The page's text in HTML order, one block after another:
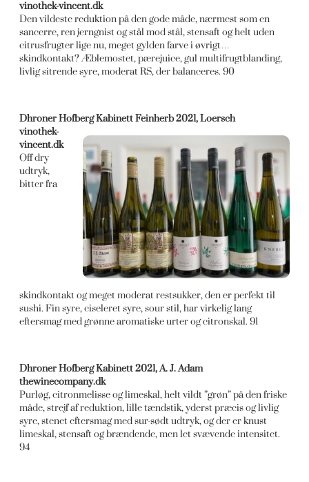
vinothek-vincent.dk
Den vildeste reduktion på den gode måde, nærmest som en
sancerre, ren jerngnist og stål mod stål, stensaft og helt uden
citrusfrugter lige nu, meget gylden farve i øvrigt…
skindkontakt? Æblemostet, pærejuice, gul multifrugtblanding,
livlig sitrende syre, moderat RS, der balanceres. 90
Dhroner Hofberg Kabinett Feinherb 2021, Loersch
vinothek-
vincent.dk
Off dry
udtryk,
bitter fra
skindkontakt og meget moderat restsukker, den er perfekt til
sushi. Fin syre, ciseleret syre, sour stil, har virkelig lang
eftersmag med grønne aromatiske urter og citronskal. 91
Dhroner Hofberg Kabinett 2021, A. J. Adam
thewinecompany.dk
Purløg, citronmelisse og limeskal, helt vildt ”grøn” på den friske
måde, strejf af reduktion, lille tændstik, yderst præcis og livlig
syre, stenet eftersmag med sur-sødt udtryk, og der er knust
limeskal, stensaft og brændende, men let svævende intensitet.
94